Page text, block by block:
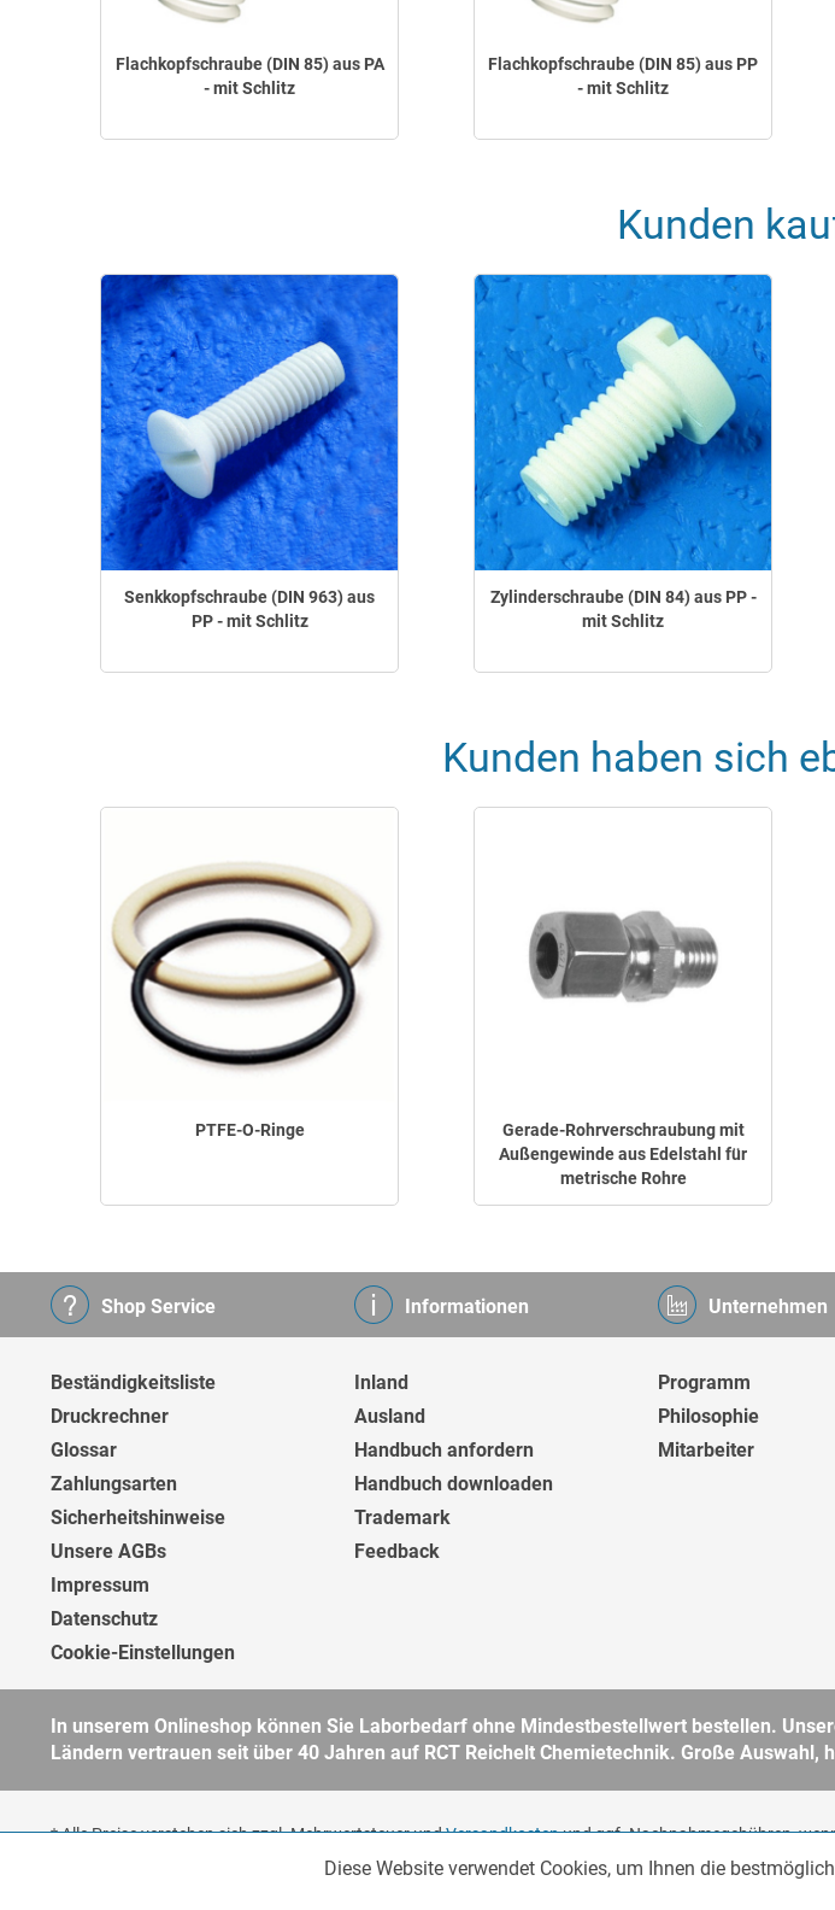
Flachkopfschraube (DIN 85) aus PA
- mit Schlitz
Flachkopfschraube (DIN 85) aus PP
- mit Schlitz
Kunden
Senkkopfschraube (DIN 963) aus
PP - mit Schlitz
Zylinderschraube (DIN 84) aus PP -
mit Schlitz
Kunden haben sich
PTFE-O-Ringe
Gerade-Rohrverschraubung mit
Außengewinde aus Edelstahl für
metrische Rohre
Shop Service
Beständigkeitsliste
Druckrechner
Glossar
Zahlungsarten
Sicherheitshinweise
Unsere AGBs
Impressum
Datenschutz
Cookie-Einstellungen
Informationen
Inland
Ausland
Handbuch anfordern
Handbuch downloaden
Trademark
Feedback
Unternehmen
Programm
Philosophie
Mitarbeiter
In unserem Onlineshop können Sie Laborbedarf ohne Mindestbestellwert bestellen.
Ländern vertrauen seit über 40 Jahren auf RCT Reichelt Chemietechnik. Große
* Alle Preise verstehen sich zzgl. Mehrwertsteuer undVersandkostenund ggf. Nachnahmegebühren,
Unternehmer, öffentliche Institute und andere gewerbliche Kunden im Sinne des § 14 BGB. Kein Verkauf
für weitere Informationen.Diese Website verwendet Cookies, um Ihnen die